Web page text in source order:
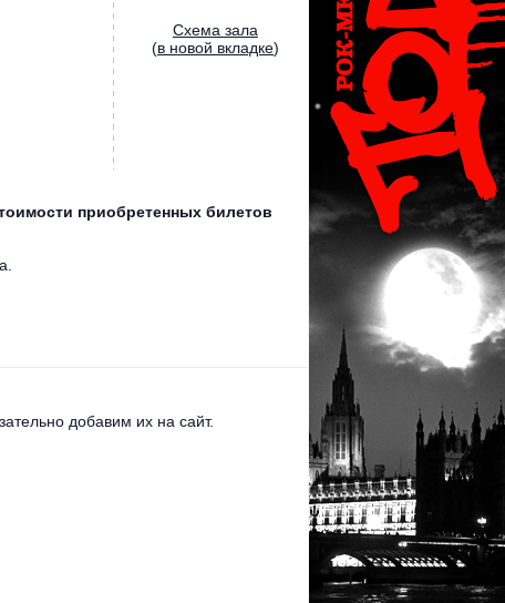
Cхема зала
(в новой вкладке)
приобретенных билетов
добавим их на сайт.